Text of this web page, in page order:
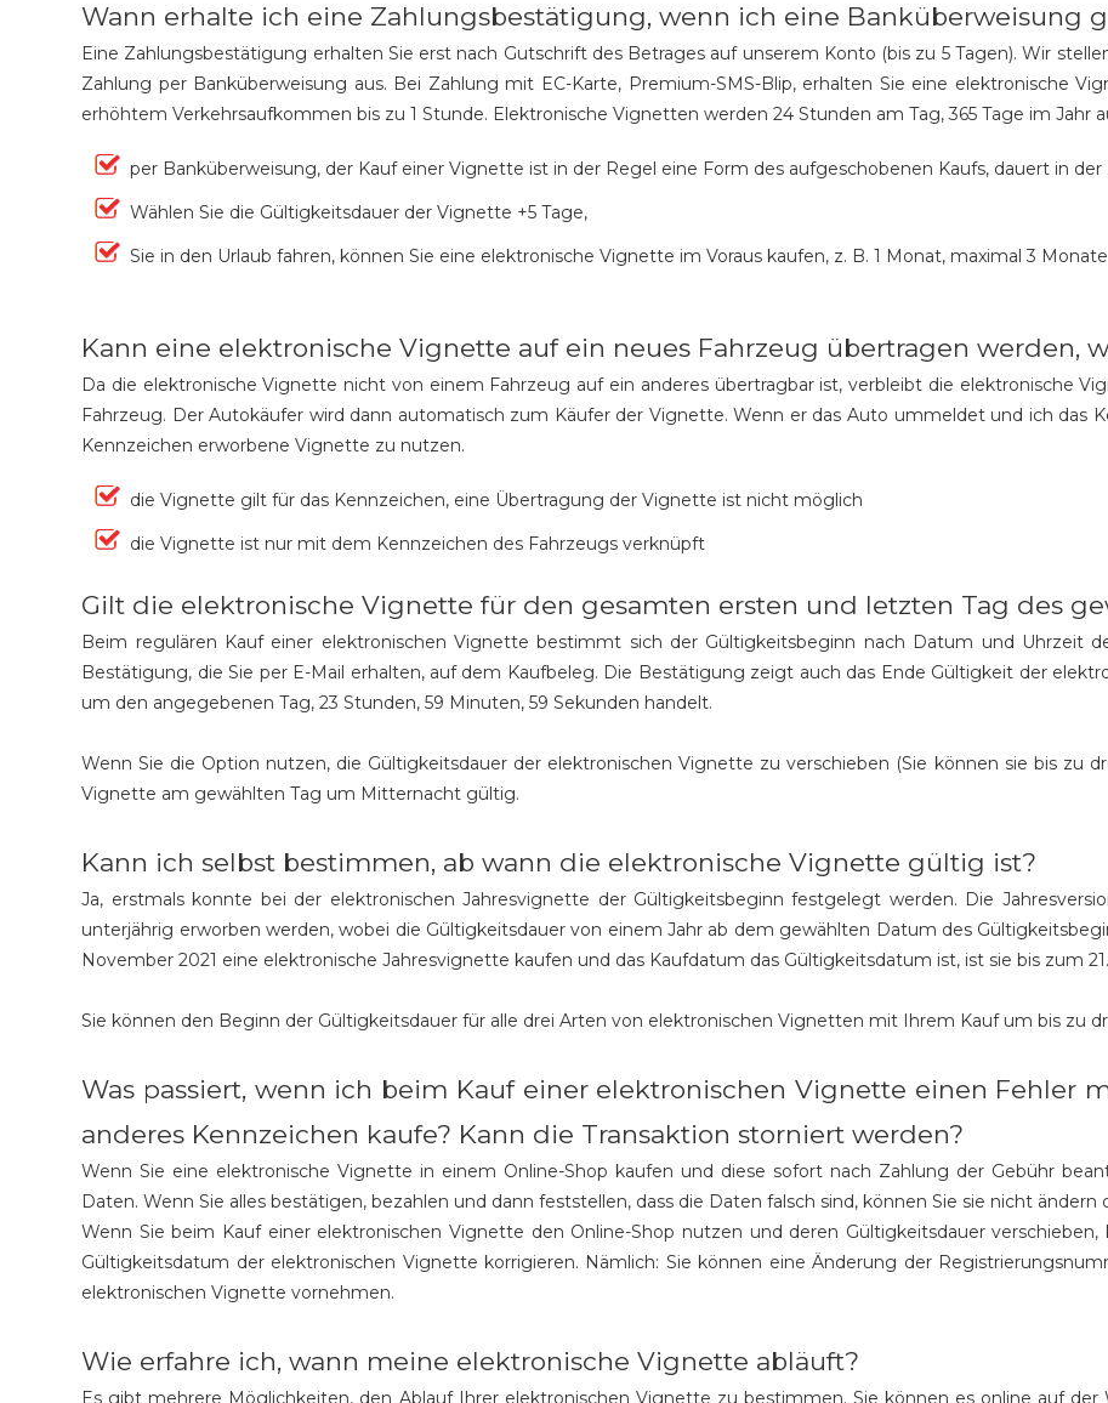
Wann erhalte ich eine Zahlungsbestätigung, wenn ich eine Banküberweisung
Eine Zahlungsbestätigung erhalten Sie erst nach Gutschrift des Betrages auf unserem Konto (bis zu 5 Tagen). Wir
Zahlung per Banküberweisung aus. Bei Zahlung mit EC-Karte, Premium-SMS-Blip, erhalten Sie eine elektronische
erhöhtem Verkehrsaufkommen bis zu 1 Stunde. Elektronische Vignetten werden 24 Stunden am Tag, 365 Tage im Jahr
per Banküberweisung, der Kauf einer Vignette ist in der Regel eine Form des aufgeschobenen Kaufs, dauert in der
Wählen Sie die Gültigkeitsdauer der Vignette +5 Tage,
Sie in den Urlaub fahren, können Sie eine elektronische Vignette im Voraus kaufen, z. B. 1 Monat, maximal 3 Monate
Kann eine elektronische Vignette auf ein neues Fahrzeug übertragen werden,
Da die elektronische Vignette nicht von einem Fahrzeug auf ein anderes übertragbar ist, verbleibt die elektronische
Fahrzeug. Der Autokäufer wird dann automatisch zum Käufer der Vignette. Wenn er das Auto ummeldet und ich das
Kennzeichen erworbene Vignette zu nutzen.
die Vignette gilt für das Kennzeichen, eine Übertragung der Vignette ist nicht möglich
die Vignette ist nur mit dem Kennzeichen des Fahrzeugs verknüpft
Gilt die elektronische Vignette für den gesamten ersten und letzten Tag des
Beim regulären Kauf einer elektronischen Vignette bestimmt sich der Gültigkeitsbeginn nach Datum und Uhrzeit
Bestätigung, die Sie per E-Mail erhalten, auf dem Kaufbeleg. Die Bestätigung zeigt auch das Ende Gültigkeit der
um den angegebenen Tag, 23 Stunden, 59 Minuten, 59 Sekunden handelt.
Wenn Sie die Option nutzen, die Gültigkeitsdauer der elektronischen Vignette zu verschieben (Sie können sie bis zu
Vignette am gewählten Tag um Mitternacht gültig.
Kann ich selbst bestimmen, ab wann die elektronische Vignette gültig ist?
Ja, erstmals konnte bei der elektronischen Jahresvignette der Gültigkeitsbeginn festgelegt werden. Die
unterjährig erworben werden, wobei die Gültigkeitsdauer von einem Jahr ab dem gewählten Datum des
November 2021 eine elektronische Jahresvignette kaufen und das Kaufdatum das Gültigkeitsdatum ist, ist sie bis zum
Sie können den Beginn der Gültigkeitsdauer für alle drei Arten von elektronischen Vignetten mit Ihrem Kauf um bis zu
Was passiert, wenn ich beim Kauf einer elektronischen Vignette einen Fehler
anderes Kennzeichen kaufe? Kann die Transaktion storniert werden?
Wenn Sie eine elektronische Vignette in einem Online-Shop kaufen und diese sofort nach Zahlung der Gebühr
Daten. Wenn Sie alles bestätigen, bezahlen und dann feststellen, dass die Daten falsch sind, können Sie sie nicht ändern
Wenn Sie beim Kauf einer elektronischen Vignette den Online-Shop nutzen und deren Gültigkeitsdauer
Gültigkeitsdatum der elektronischen Vignette korrigieren. Nämlich: Sie können eine Änderung der
elektronischen Vignette vornehmen.
Wie erfahre ich, wann meine elektronische Vignette abläuft?
Es gibt mehrere Möglichkeiten, den Ablauf Ihrer elektronischen Vignette zu bestimmen. Sie können es online auf der